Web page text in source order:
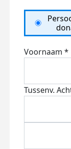
Voornaam *
Tussenv.